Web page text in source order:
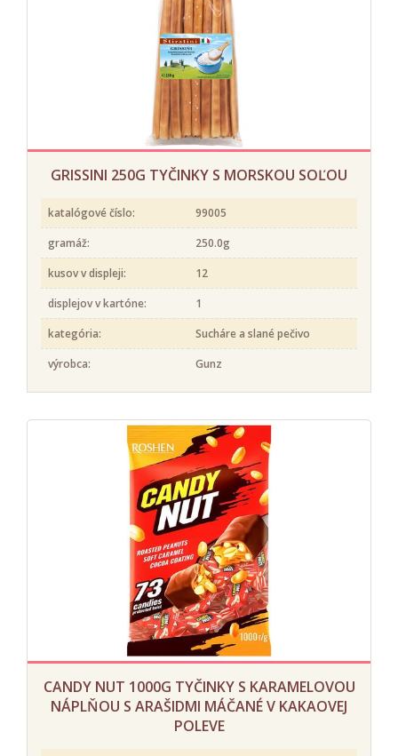
GRISSINI 250G TYČINKY S MORSKOU SOĽOU
katalógové číslo:
99005
gramáž:
250.0g
kusov v displeji:
12
displejov v kartóne:
1
kategória:
Sucháre a slané pečivo
výrobca:
Gunz
CANDY NUT 1000G TYČINKY S KARAMELOVOU
NÁPLŇOU S ARAŠIDMI MÁČANÉ V KAKAOVEJ
POLEVE